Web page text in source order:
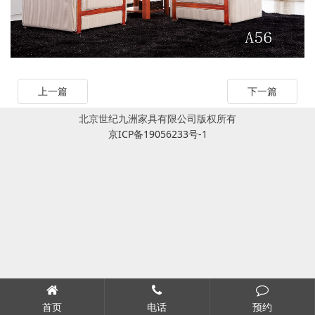
上一篇 下一篇
北京世纪九洲家具有限公司版权所有
京ICP备19056233号-1
首页 电话 预约